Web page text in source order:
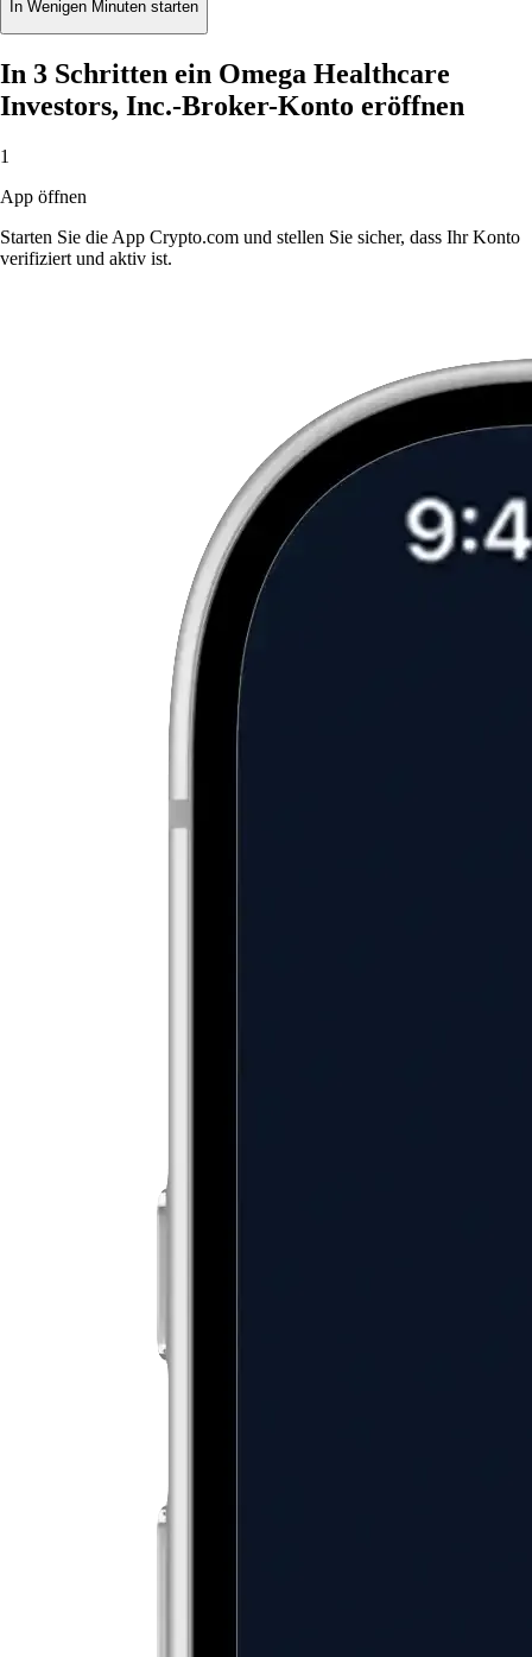
In Wenigen Minuten starten
In 3 Schritten ein Omega Healthcare
Investors, Inc.-Broker-Konto eröffnen
1
App öffnen
Starten Sie die App Crypto.com und stellen Sie sicher, dass Ihr Konto
verifiziert und aktiv ist.